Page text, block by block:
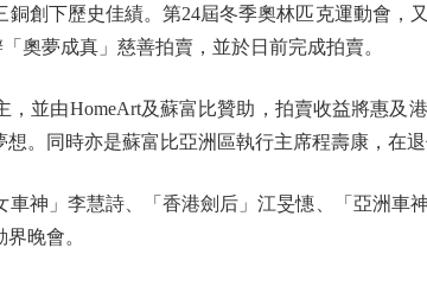
下歷史佳績。第24屆冬季奧林匹克運動會，
奧夢成真」慈善拍賣，並於日前完成拍賣。
由HomeArt及蘇富比贊助，拍賣收益將惠及
。同時亦是蘇富比亞洲區執行主席程壽康，在退
」李慧詩、「香港劍后」江旻憓、「亞洲車
晚會。